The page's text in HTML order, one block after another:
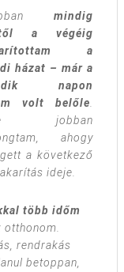
mindig
a végéig
a
házat – már a
napon
volt belőle
jobban
ahogy
a következő
ideje.
több időm
rendrakás
betoppan,